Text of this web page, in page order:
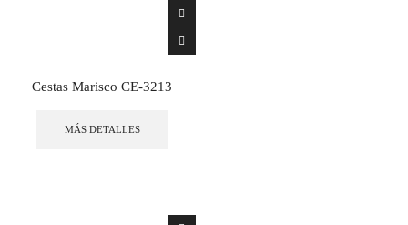
Cestas Marisco CE-3213
MÁS DETALLES